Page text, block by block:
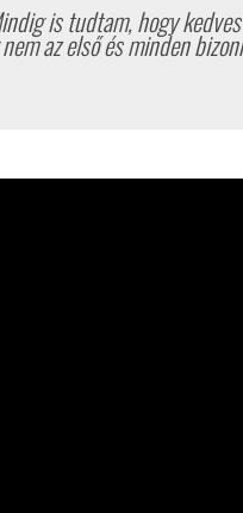
is tudtam, hogy
az első és minden